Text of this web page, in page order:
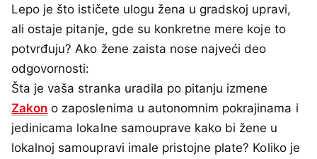
Lepo je što ističete ulogu žena u gradskoj upravi,
ali ostaje pitanje, gde su konkretne mere koje to
potvrđuju? Ako žene zaista nose najveći deo
odgovornosti:
Šta je vaša stranka uradila po pitanju izmene
Zakon o zaposlenima u autonomnim pokrajinama i
jedinicama lokalne samouprave kako bi žene u
lokalnoj samoupravi imale pristojne plate? Koliko je